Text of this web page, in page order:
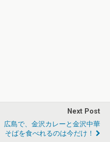
Next Post
広島で、金沢カレーと金沢中華
そばを食べれるのは今だけ！